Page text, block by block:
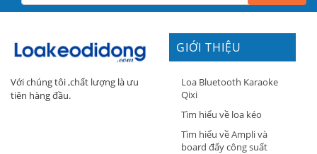
Với chúng tôi ,chất lượng là ưu
tiên hàng đầu.
GIỚI THIỆU
Loa Bluetooth Karaoke
Qixi
Tìm hiểu về loa kéo
Tìm hiểu về Ampli và
board đẩy công suất